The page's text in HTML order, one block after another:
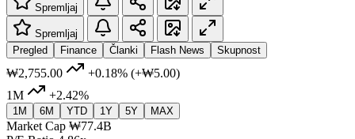
Spremljaj
Spremljaj
Pregled
Finance Članki Flash News Skupnost
₩2,755.00 +0.18% (+₩5.00)
1M
+2.42%
1M 6M YTD 1Y 5Y MAX
Market Cap ₩77.4B